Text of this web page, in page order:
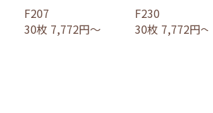
F207
30枚 7,772円～
F230
30枚 7,772円～